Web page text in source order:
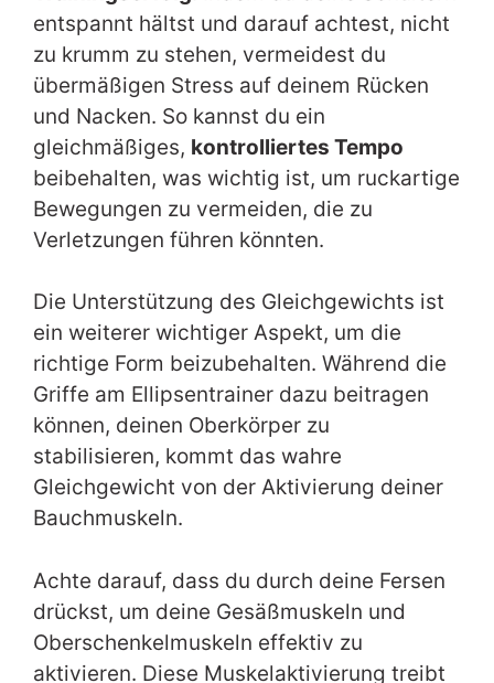
entspannt hältst und darauf achtest, nicht
zu krumm zu stehen, vermeidest du
übermäßigen Stress auf deinem Rücken
und Nacken. So kannst du ein
gleichmäßiges, kontrolliertes Tempo
beibehalten, was wichtig ist, um ruckartige
Bewegungen zu vermeiden, die zu
Verletzungen führen könnten.
Die Unterstützung des Gleichgewichts ist
ein weiterer wichtiger Aspekt, um die
richtige Form beizubehalten. Während die
Griffe am Ellipsentrainer dazu beitragen
können, deinen Oberkörper zu
stabilisieren, kommt das wahre
Gleichgewicht von der Aktivierung deiner
Bauchmuskeln.
Achte darauf, dass du durch deine Fersen
drückst, um deine Gesäßmuskeln und
Oberschenkelmuskeln effektiv zu
aktivieren. Diese Muskelaktivierung treibt